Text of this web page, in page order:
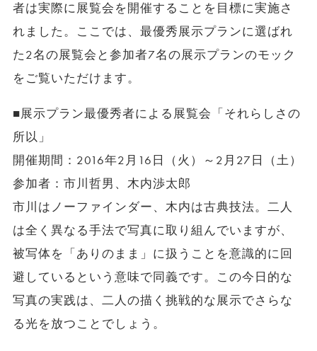
者は実際に展覧会を開催することを目標に実施さ
れました。ここでは、最優秀展示プランに選ばれ
た2名の展覧会と参加者7名の展示プランのモック
をご覧いただけます。
■展示プラン最優秀者による展覧会「それらしさの
所以」
開催期間：2016年2月16日（火）～2月27日（土）
参加者：市川哲男、木内渉太郎
市川はノーファインダー、木内は古典技法。二人
は全く異なる手法で写真に取り組んでいますが、
被写体を「ありのまま」に扱うことを意識的に回
避しているという意味で同義です。この今日的な
写真の実践は、二人の描く挑戦的な展示でさらな
る光を放つことでしょう。